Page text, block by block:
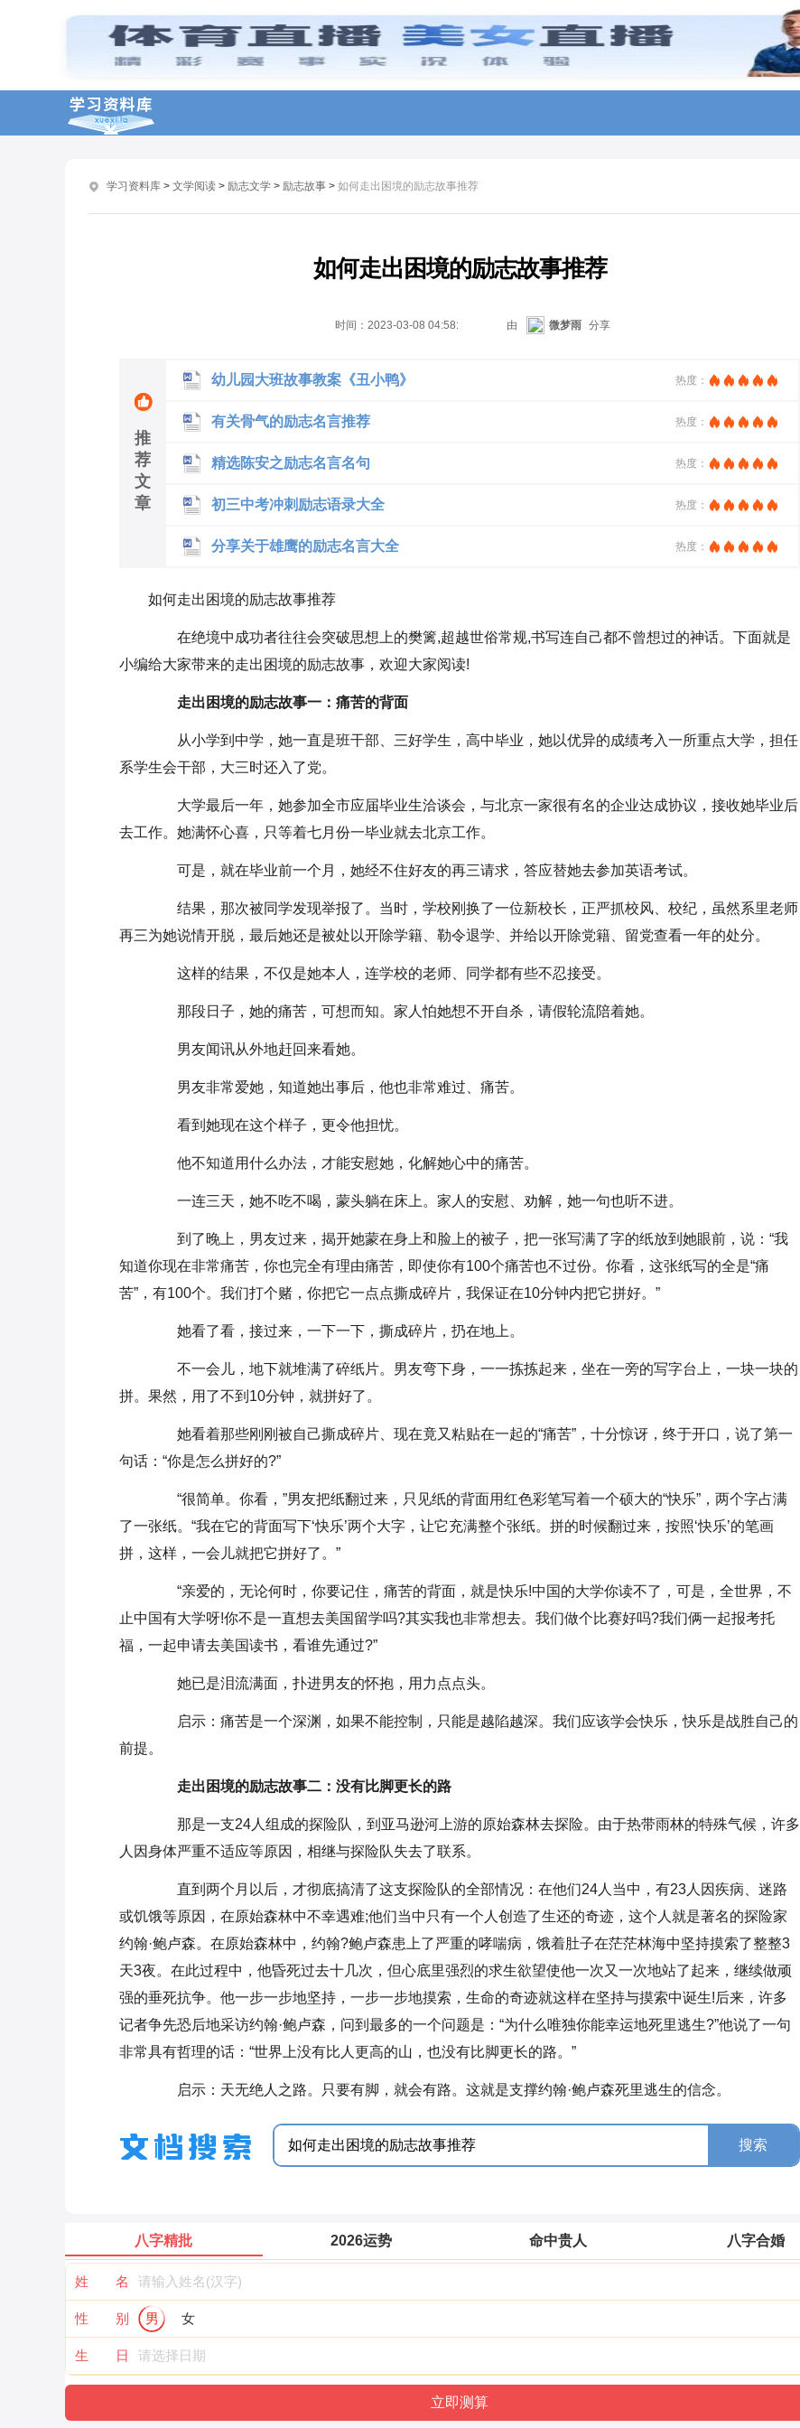
学习资料库 > 文学阅读 > 励志文学 > 励志故事 > 如何走出困境的励志故事推荐
如何走出困境的励志故事推荐
时间： 2023-03-08 04:58:45 由 微梦雨 分享
推
荐
文
章
幼儿园大班故事教案《丑小鸭》 热度：
有关骨气的励志名言推荐 热度：
精选陈安之励志名言名句 热度：
初三中考冲刺励志语录大全 热度：
分享关于雄鹰的励志名言大全 热度：
如何走出困境的励志故事推荐
在绝境中成功者往往会突破思想上的樊篱,超越世俗常规,书写连自己都不曾想过的神话。下面就是
小编给大家带来的走出困境的励志故事，欢迎大家阅读!
走出困境的励志故事一：痛苦的背面
从小学到中学，她一直是班干部、三好学生，高中毕业，她以优异的成绩考入一所重点大学，担任
系学生会干部，大三时还入了党。
大学最后一年，她参加全市应届毕业生洽谈会，与北京一家很有名的企业达成协议，接收她毕业后
去工作。她满怀心喜，只等着七月份一毕业就去北京工作。
可是，就在毕业前一个月，她经不住好友的再三请求，答应替她去参加英语考试。
结果，那次被同学发现举报了。当时，学校刚换了一位新校长，正严抓校风、校纪，虽然系里老师
再三为她说情开脱，最后她还是被处以开除学籍、勒令退学、并给以开除党籍、留党查看一年的处分。
这样的结果，不仅是她本人，连学校的老师、同学都有些不忍接受。
那段日子，她的痛苦，可想而知。家人怕她想不开自杀，请假轮流陪着她。
男友闻讯从外地赶回来看她。
男友非常爱她，知道她出事后，他也非常难过、痛苦。
看到她现在这个样子，更令他担忧。
他不知道用什么办法，才能安慰她，化解她心中的痛苦。
一连三天，她不吃不喝，蒙头躺在床上。家人的安慰、劝解，她一句也听不进。
到了晚上，男友过来，揭开她蒙在身上和脸上的被子，把一张写满了字的纸放到她眼前，说：“我
知道你现在非常痛苦，你也完全有理由痛苦，即使你有100个痛苦也不过份。你看，这张纸写的全是“痛
苦”，有100个。我们打个赌，你把它一点点撕成碎片，我保证在10分钟内把它拼好。”
她看了看，接过来，一下一下，撕成碎片，扔在地上。
不一会儿，地下就堆满了碎纸片。男友弯下身，一一拣拣起来，坐在一旁的写字台上，一块一块的
拼。果然，用了不到10分钟，就拼好了。
她看着那些刚刚被自己撕成碎片、现在竟又粘贴在一起的“痛苦”，十分惊讶，终于开口，说了第一
句话：“你是怎么拼好的?”
“很简单。你看，”男友把纸翻过来，只见纸的背面用红色彩笔写着一个硕大的“快乐”，两个字占满
了一张纸。“我在它的背面写下‘快乐’两个大字，让它充满整个张纸。拼的时候翻过来，按照‘快乐’的笔画
拼，这样，一会儿就把它拼好了。”
“亲爱的，无论何时，你要记住，痛苦的背面，就是快乐!中国的大学你读不了，可是，全世界，不
止中国有大学呀!你不是一直想去美国留学吗?其实我也非常想去。我们做个比赛好吗?我们俩一起报考托
福，一起申请去美国读书，看谁先通过?”
她已是泪流满面，扑进男友的怀抱，用力点点头。
启示：痛苦是一个深渊，如果不能控制，只能是越陷越深。我们应该学会快乐，快乐是战胜自己的
前提。
走出困境的励志故事二：没有比脚更长的路
那是一支24人组成的探险队，到亚马逊河上游的原始森林去探险。由于热带雨林的特殊气候，许多
人因身体严重不适应等原因，相继与探险队失去了联系。
直到两个月以后，才彻底搞清了这支探险队的全部情况：在他们24人当中，有23人因疾病、迷路
或饥饿等原因，在原始森林中不幸遇难;他们当中只有一个人创造了生还的奇迹，这个人就是著名的探险家
约翰·鲍卢森。在原始森林中，约翰?鲍卢森患上了严重的哮喘病，饿着肚子在茫茫林海中坚持摸索了整整3
天3夜。在此过程中，他昏死过去十几次，但心底里强烈的求生欲望使他一次又一次地站了起来，继续做顽
强的垂死抗争。他一步一步地坚持，一步一步地摸索，生命的奇迹就这样在坚持与摸索中诞生!后来，许多
记者争先恐后地采访约翰·鲍卢森，问到最多的一个问题是：“为什么唯独你能幸运地死里逃生?”他说了一句
非常具有哲理的话：“世界上没有比人更高的山，也没有比脚更长的路。”
启示：天无绝人之路。只要有脚，就会有路。这就是支撑约翰·鲍卢森死里逃生的信念。
八字精批 2026运势 命中贵人 八字合婚
姓 名
性 别 男 女
生 日
关于幼儿的励志名言名句分享
分享古代霸气的励志名言
实现梦想的励志名言推荐
精选关于金庸的励志名言大全
关于教室布置的励志名言分享